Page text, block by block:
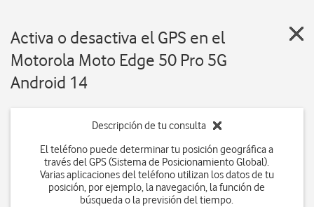
Activa o desactiva el GPS en el
Motorola Moto Edge 50 Pro 5G
Android 14
Descripción de tu consulta
El teléfono puede determinar tu posición geográfica a
través del GPS (Sistema de Posicionamiento Global).
Varias aplicaciones del teléfono utilizan los datos de tu
posición, por ejemplo, la navegación, la función de
búsqueda o la previsión del tiempo.